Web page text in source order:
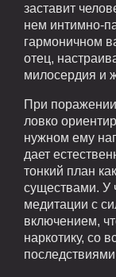
заставит
нем интимно-
гармоничном
отец,
милосердия и
При
ловко
нужном ему
дает
тонкий план
существами. У
медитации с
включением,
наркотику, со